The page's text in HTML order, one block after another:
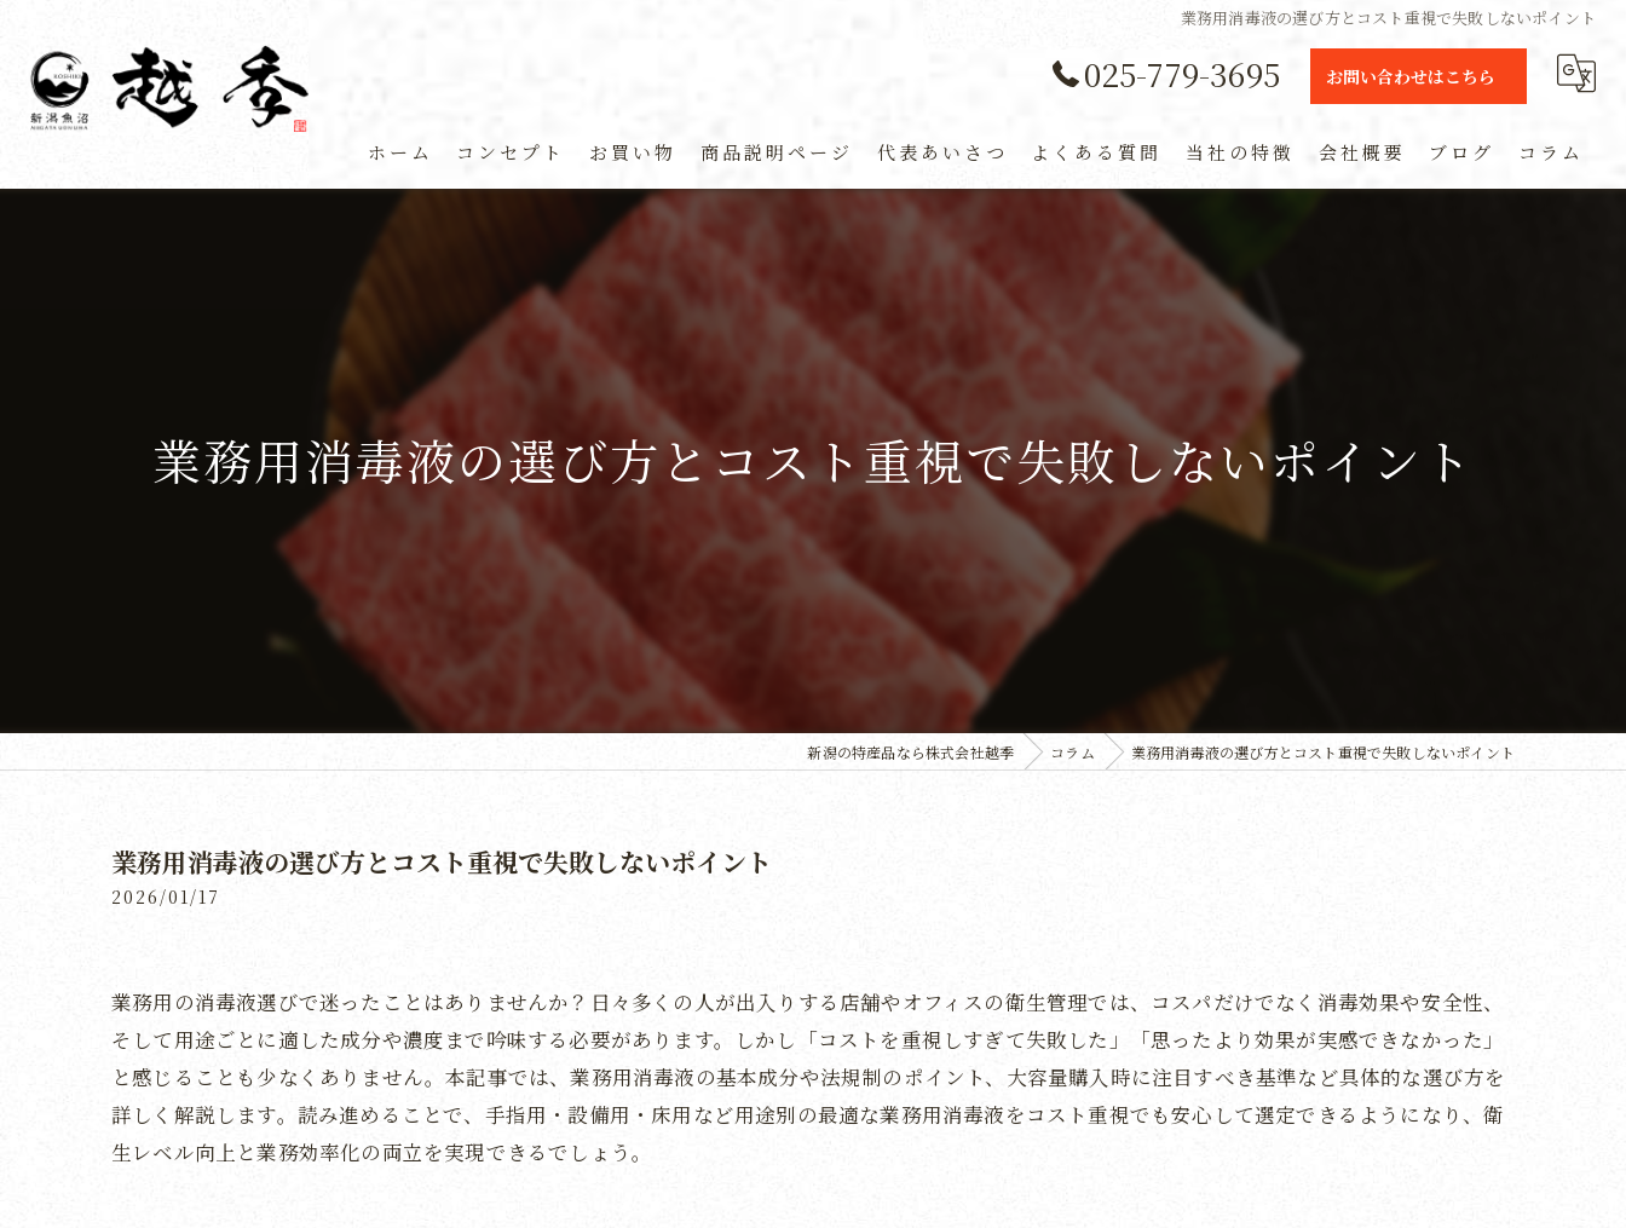
業務用消毒液の選び方とコスト重視で失敗しないポイント
025-779-3695 お問い合わせはこちら
ホーム コンセプト お買い物 商品説明ページ 代表あいさつ よくある質問 当社の特徴
定期便
お土産
会社概要 ブログ コラム
業務用消毒液の選び方とコスト重視で失敗しないポイント
新潟の特産品なら株式会社越季 コラム 業務用消毒液の選び方とコスト重視で失敗しないポイント
業務用消毒液の選び方とコスト重視で失敗しないポイント
2026/01/17
業務用の消毒液選びで迷ったことはありませんか？日々多くの人が出入りする店舗やオフィスの衛生管理では、コスパだけでなく消毒効果や安全性、
そして用途ごとに適した成分や濃度まで吟味する必要があります。しかし「コストを重視しすぎて失敗した」「思ったより効果が実感できなかった」
と感じることも少なくありません。本記事では、業務用消毒液の基本成分や法規制のポイント、大容量購入時に注目すべき基準など具体的な選び方を
詳しく解説します。読み進めることで、手指用・設備用・床用など用途別の最適な業務用消毒液をコスト重視でも安心して選定できるようになり、衛
生レベル向上と業務効率化の両立を実現できるでしょう。